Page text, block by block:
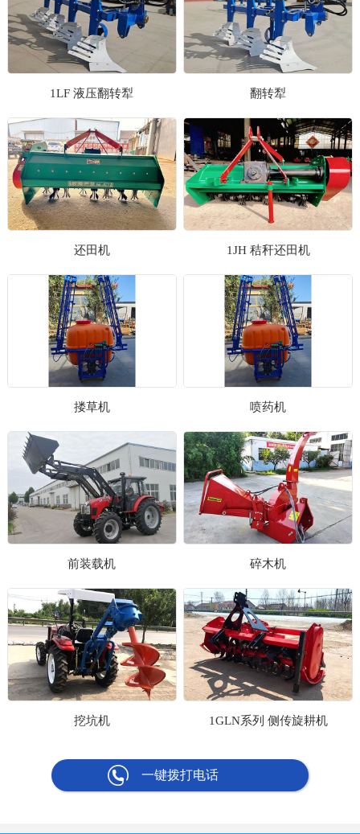
1LF 液压翻转犁 翻转犁
还田机 1JH 秸秆还田机
搂草机 喷药机
前装载机 碎木机
挖坑机 1GLN系列 侧传旋耕机
一键拨打电话